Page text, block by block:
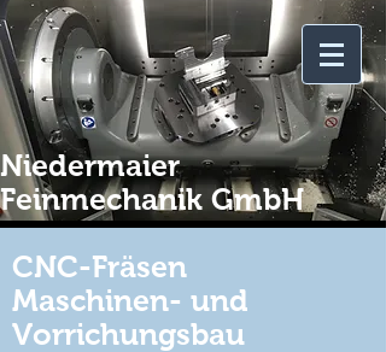
Niedermaier
Feinmechanik GmbH
CNC-Fräsen
Maschinen- und
Vorrichungsbau